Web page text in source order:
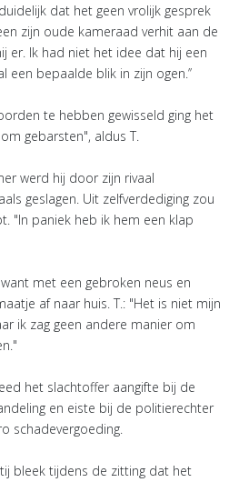
dat het geen vrolijk gesprek
zijn oude kameraad verhit aan de
er. Ik had niet het idee dat hij een
een bepaalde blik in zijn ogen.’’
te hebben gewisseld ging het
gebarsten", aldus T.
werd hij door zijn rivaal
geslagen. Uit zelfverdediging zou
"In paniek heb ik hem een klap
met een gebroken neus en
af naar huis. T.: "Het is niet mijn
ik zag geen andere manier om
het slachtoffer aangifte bij de
en eiste bij de politierechter
schadevergoeding.
bleek tijdens de zitting dat het